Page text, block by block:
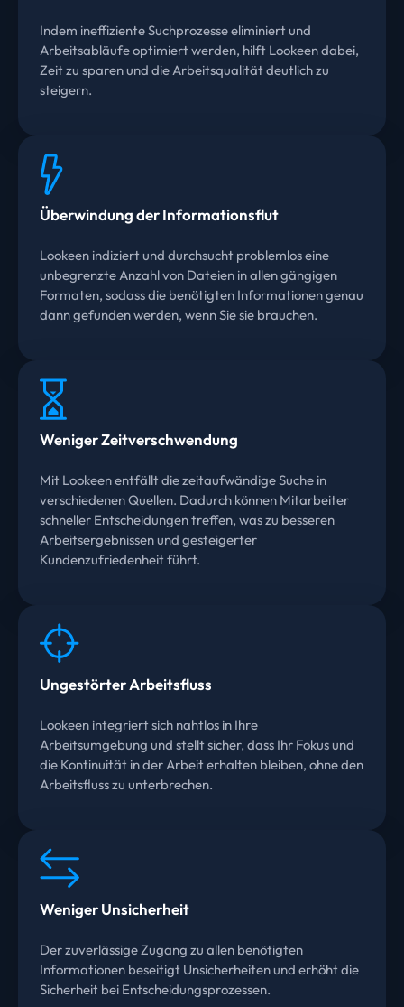
Indem ineffiziente Suchprozesse eliminiert und
Arbeitsabläufe optimiert werden, hilft Lookeen dabei,
Zeit zu sparen und die Arbeitsqualität deutlich zu
steigern.
Überwindung der Informationsflut
Lookeen indiziert und durchsucht problemlos eine
unbegrenzte Anzahl von Dateien in allen gängigen
Formaten, sodass die benötigten Informationen genau
dann gefunden werden, wenn Sie sie brauchen.
Weniger Zeitverschwendung
Mit Lookeen entfällt die zeitaufwändige Suche in
verschiedenen Quellen. Dadurch können Mitarbeiter
schneller Entscheidungen treffen, was zu besseren
Arbeitsergebnissen und gesteigerter
Kundenzufriedenheit führt.
Ungestörter Arbeitsfluss
Lookeen integriert sich nahtlos in Ihre
Arbeitsumgebung und stellt sicher, dass Ihr Fokus und
die Kontinuität in der Arbeit erhalten bleiben, ohne den
Arbeitsfluss zu unterbrechen.
Weniger Unsicherheit
Der zuverlässige Zugang zu allen benötigten
Informationen beseitigt Unsicherheiten und erhöht die
Sicherheit bei Entscheidungsprozessen.